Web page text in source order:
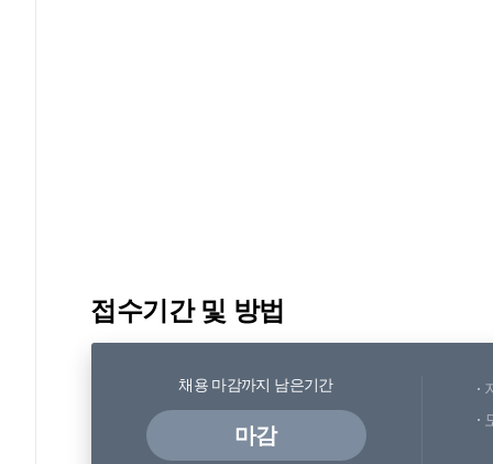
접수기간 및 방법
채용 마감까지 남은기간
마감